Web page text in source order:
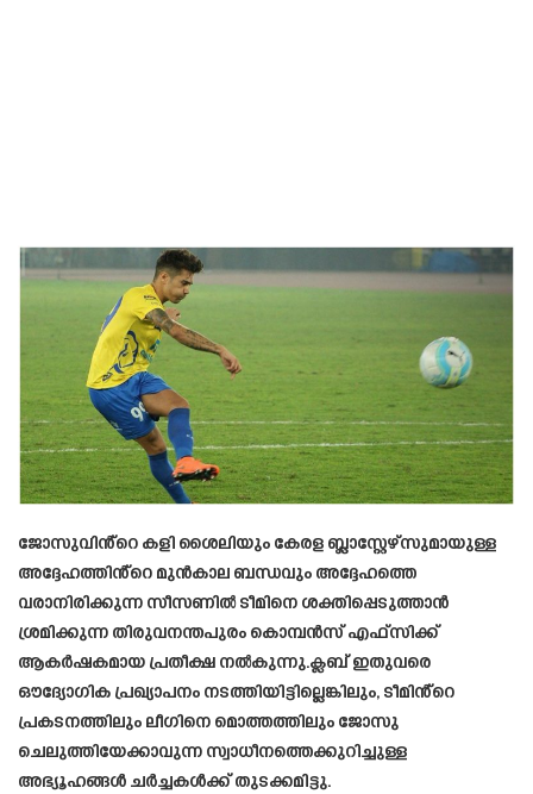
ജോസുവിൻ്റെ കളി ശൈലിയും കേരള ബ്ലാസ്റ്റേഴ്‌സുമായുള്ള
അദ്ദേഹത്തിൻ്റെ മുൻകാല ബന്ധവും അദ്ദേഹത്തെ
വരാനിരിക്കുന്ന സീസണിൽ ടീമിനെ ശക്തിപ്പെടുത്താൻ
ശ്രമിക്കുന്ന തിരുവനന്തപുരം കൊമ്പൻസ് എഫ്‌സിക്ക്
ആകർഷകമായ പ്രതീക്ഷ നൽകുന്നു.ക്ലബ് ഇതുവരെ
ഔദ്യോഗിക പ്രഖ്യാപനം നടത്തിയിട്ടില്ലെങ്കിലും, ടീമിൻ്റെ
പ്രകടനത്തിലും ലീഗിനെ മൊത്തത്തിലും ജോസു
ചെലുത്തിയേക്കാവുന്ന സ്വാധീനത്തെക്കുറിച്ചുള്ള
അഭ്യൂഹങ്ങൾ ചർച്ചകൾക്ക് തുടക്കമിട്ടു.